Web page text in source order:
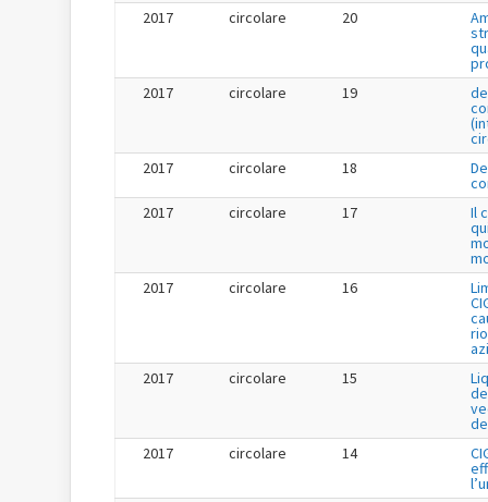
2017
circolare 20
2017
circolare 19
2017
circolare 18
2017
circolare 17 Il
2017
circolare 16
2017
circolare 15
2017
circolare 14